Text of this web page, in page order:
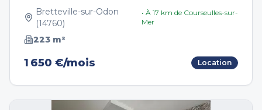
Bretteville-sur-Odon
(14760)
• À 17 km de Courseulles-sur-
Mer
223 m²
1 650 €/mois Location